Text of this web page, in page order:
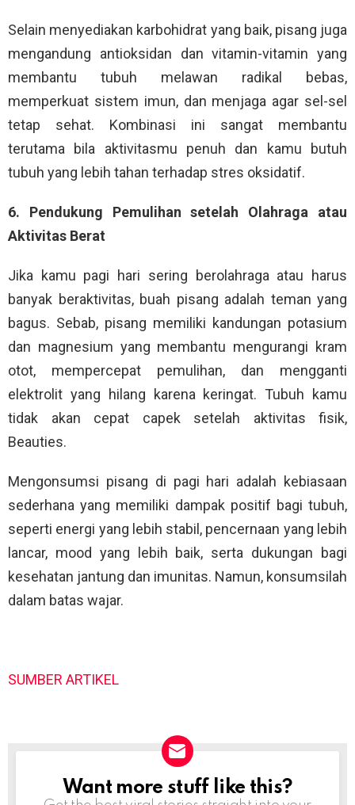
Selain menyediakan karbohidrat yang baik, pisang juga
mengandung antioksidan dan vitamin-vitamin yang
membantu tubuh melawan radikal bebas,
memperkuat sistem imun, dan menjaga agar sel-sel
tetap sehat. Kombinasi ini sangat membantu
terutama bila aktivitasmu penuh dan kamu butuh
tubuh yang lebih tahan terhadap stres oksidatif.
6. Pendukung Pemulihan setelah Olahraga atau
Aktivitas Berat
Jika kamu pagi hari sering berolahraga atau harus
banyak beraktivitas, buah pisang adalah teman yang
bagus. Sebab, pisang memiliki kandungan potasium
dan magnesium yang membantu mengurangi kram
otot, mempercepat pemulihan, dan mengganti
elektrolit yang hilang karena keringat. Tubuh kamu
tidak akan cepat capek setelah aktivitas fisik,
Beauties.
Mengonsumsi pisang di pagi hari adalah kebiasaan
sederhana yang memiliki dampak positif bagi tubuh,
seperti energi yang lebih stabil, pencernaan yang lebih
lancar, mood yang lebih baik, serta dukungan bagi
kesehatan jantung dan imunitas. Namun, konsumsilah
dalam batas wajar.
SUMBER ARTIKEL
NEWSLETTER
Want more stuff like this?